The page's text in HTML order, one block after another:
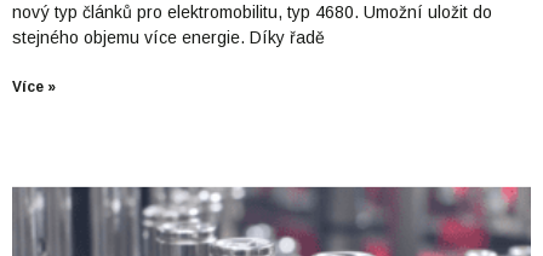
nový typ článků pro elektromobilitu, typ 4680. Umožní uložit do
stejného objemu více energie. Díky řadě
Více »